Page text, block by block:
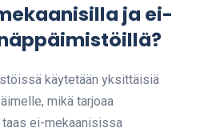
ja ei-
käytetään yksittäisiä
mikä tarjoaa
ei-mekaanisissa